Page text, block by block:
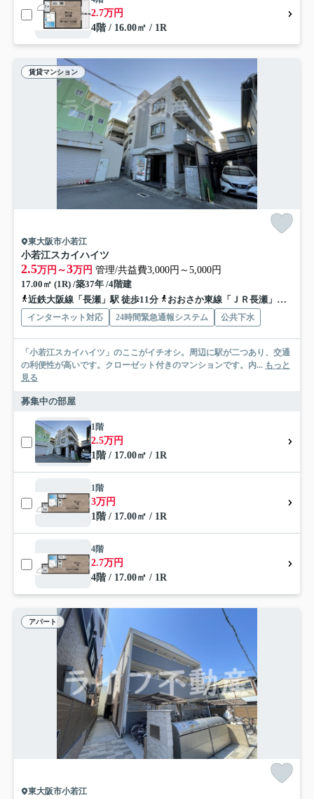
2.7万円
4階 / 16.00㎡ / 1R
賃貸マンション
東大阪市小若江
小若江スカイハイツ
2.5万円～3万円 管理/共益費3,000円～5,000円
17.00㎡ (1R) /築37年 /4階建
近鉄大阪線「長瀬」駅 徒歩11分
おおさか東線「ＪＲ長瀬」駅 徒歩21分
インターネット対応 24時間緊急通報システム 公共下水
「小若江スカイハイツ」のここがイチオシ。周辺に駅が二つあり、交通
の利便性が高いです。クローゼット付きのマンションです。内... もっと
見る
募集中の部屋
1階
2.5万円
1階 / 17.00㎡ / 1R
1階
3万円
1階 / 17.00㎡ / 1R
4階
2.7万円
4階 / 17.00㎡ / 1R
アパート
東大阪市小若江